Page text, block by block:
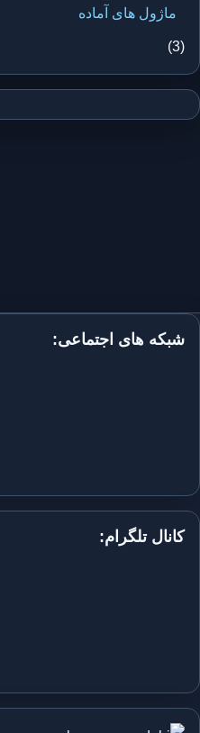
ماژول های آماده
(3)
شبکه های اجتماعی:
کانال تلگرام: